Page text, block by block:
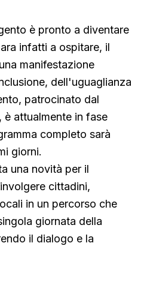
è pronto a diventare
infatti a ospitare, il
manifestazione
dell'uguaglianza
patrocinato dal
è attualmente in fase
completo sarà
giorni.
una novità per il
cittadini,
in un percorso che
giornata della
il dialogo e la